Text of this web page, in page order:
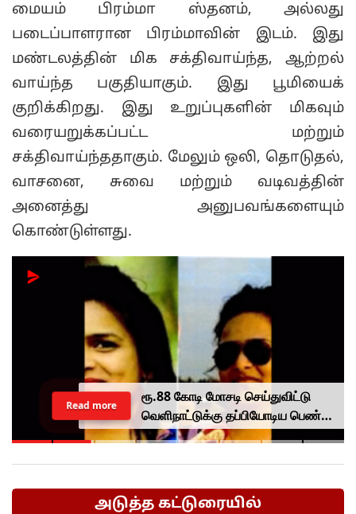
மையம் பிரம்மா ஸ்தனம், அல்லது
படைப்பாளரான பிரம்மாவின் இடம். இது
மண்டலத்தின் மிக சக்திவாய்ந்த, ஆற்றல்
வாய்ந்த பகுதியாகும். இது பூமியைக்
குறிக்கிறது. இது உறுப்புகளின் மிகவும்
வரையறுக்கப்பட்ட மற்றும்
சக்திவாய்ந்ததாகும். மேலும் ஒலி, தொடுதல்,
வாசனை, சுவை மற்றும் வடிவத்தின்
அனைத்து அனுபவங்களையும்
கொண்டுள்ளது.
ரூ.2,000-க்கு மேற்பட்ட யுபிஐ
பரிவர்த்தனைகளுக்கு கட்டணமா?
அமைச்சர் நிர்மலா சீதாராமன்
Read more
அடுத்த கட்டுரையில்